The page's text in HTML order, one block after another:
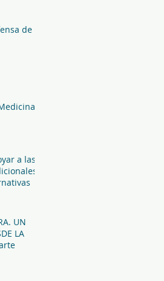
de la
a las
UN
LA